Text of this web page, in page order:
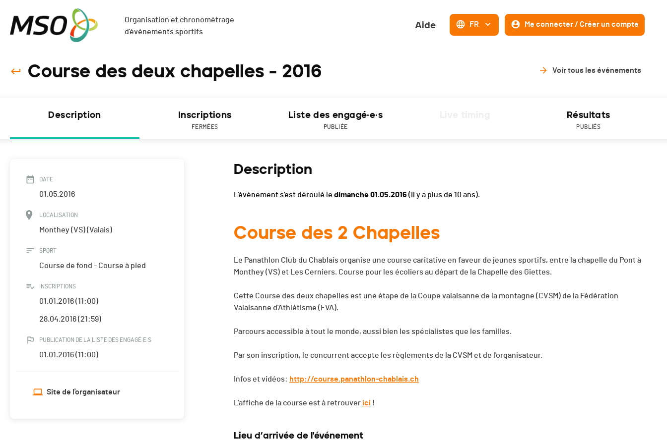
Organisation et chronométrage
d'événements sportifs
Aide FR Me connecter / Créer un compte
Course des deux chapelles - 2016 Voir tous les événements
Description Inscriptions
FERMÉES
Liste des engagé·e·s
PUBLIÉE
Résultats
PUBLIÉS
DATE
01.05.2016
LOCALISATION
Monthey (VS) (Valais)
SPORT
Course de fond - Course à pied
INSCRIPTIONS
01.01.2016 (11:00)
28.04.2016 (21:59)
PUBLICATION DE LA LISTE DES ENGAGÉ·E·S
01.01.2016 (11:00)
Site de l'organisateur
Description
L'événement s'est déroulé le dimanche 01.05.2016 (il y a plus de 10 ans).
Course des 2 Chapelles
Le Panathlon Club du Chablais organise une course caritative en faveur de jeunes sportifs, entre la chapelle du Pont à
Monthey (VS) et Les Cerniers. Course pour les écoliers au départ de la Chapelle des Giettes.
Cette Course des deux chapelles est une étape de la Coupe valaisanne de la montagne (CVSM) de la Fédération
Valaisanne d'Athlétisme (FVA).
Parcours accessible à tout le monde, aussi bien les spécialistes que les familles.
Par son inscription, le concurrent accepte les règlements de la CVSM et de l'organisateur.
Infos et vidéos: http://course.panathlon-chablais.ch
L'affiche de la course est à retrouver ici !
Lieu d’arrivée de l'événement